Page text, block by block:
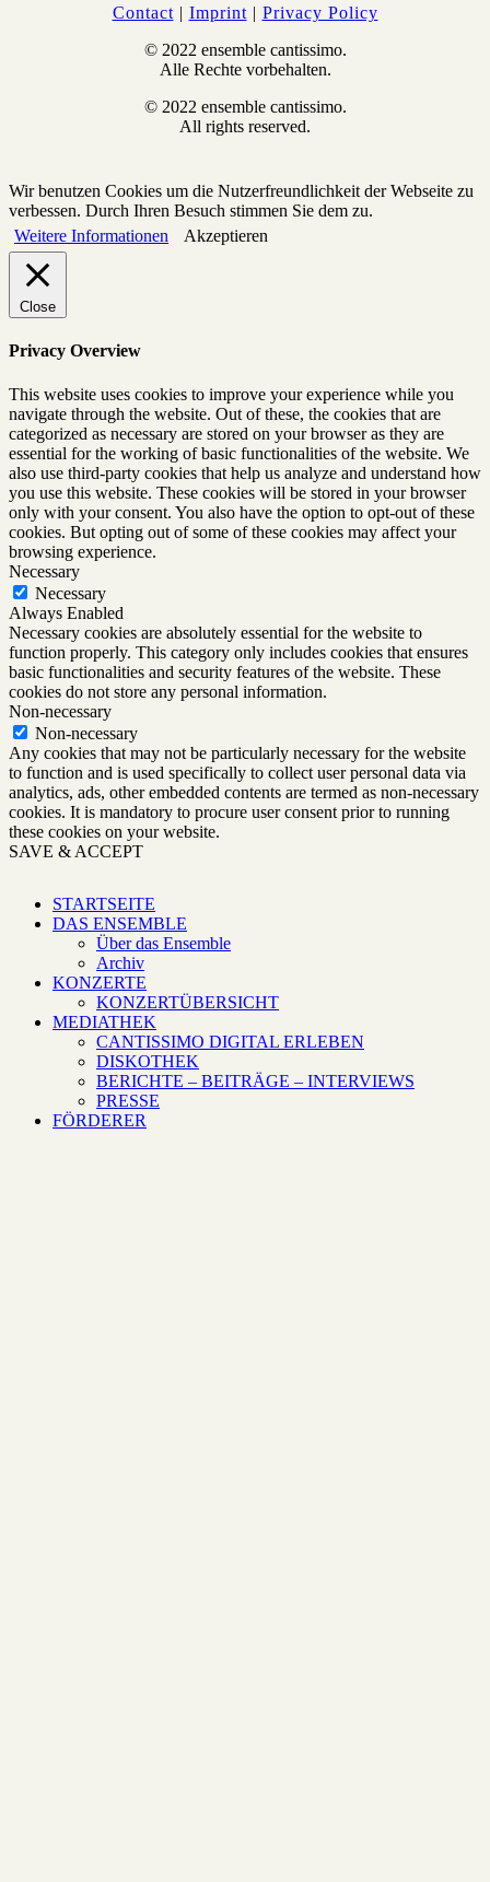
Contact | Imprint | Privacy Policy
© 2022 ensemble cantissimo.
Alle Rechte vorbehalten.
© 2022 ensemble cantissimo.
All rights reserved.
Wir benutzen Cookies um die Nutzerfreundlichkeit der Webseite zu
verbessen. Durch Ihren Besuch stimmen Sie dem zu.
Weitere Informationen
Akzeptieren
Close
Privacy Overview
This website uses cookies to improve your experience while you
navigate through the website. Out of these, the cookies that are
categorized as necessary are stored on your browser as they are
essential for the working of basic functionalities of the website. We
also use third-party cookies that help us analyze and understand how
you use this website. These cookies will be stored in your browser
only with your consent. You also have the option to opt-out of these
cookies. But opting out of some of these cookies may affect your
browsing experience.
Necessary
Necessary
Always Enabled
Necessary cookies are absolutely essential for the website to
function properly. This category only includes cookies that ensures
basic functionalities and security features of the website. These
cookies do not store any personal information.
Non-necessary
Non-necessary
Any cookies that may not be particularly necessary for the website
to function and is used specifically to collect user personal data via
analytics, ads, other embedded contents are termed as non-necessary
cookies. It is mandatory to procure user consent prior to running
these cookies on your website.
SAVE & ACCEPT
STARTSEITE
DAS ENSEMBLE
Über das Ensemble
Archiv
KONZERTE
KONZERTÜBERSICHT
MEDIATHEK
CANTISSIMO DIGITAL ERLEBEN
DISKOTHEK
BERICHTE – BEITRÄGE – INTERVIEWS
PRESSE
FÖRDERER